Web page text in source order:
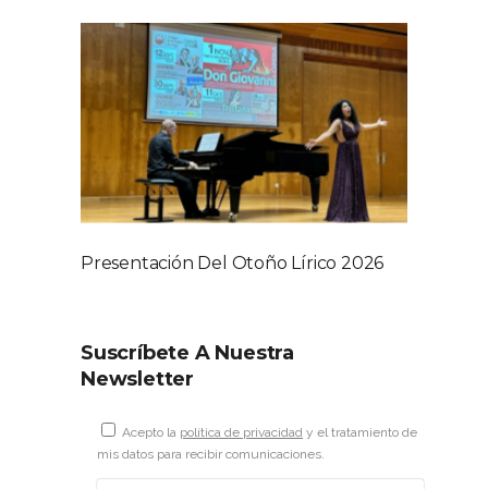
Presentación Del Otoño Lírico 2026
Suscríbete A Nuestra
Newsletter
Acepto la política de privacidad y el tratamiento de
mis datos para recibir comunicaciones.